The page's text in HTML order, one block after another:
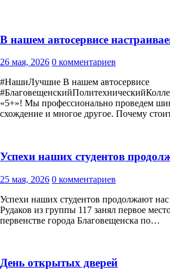
В нашем автосервисе
26 мая, 2026 0 комментариев
#НашиЛучшие В нашем автосервисе
«5+»! Мы профессионально проведем
схождение и многое другое. Почему
Успехи наших студентов
25 мая, 2026 0 комментариев
Успехи наших студентов продолжают
Рудаков из группы 117 занял первое
первенстве города Благовещенска по…
День открытых дверей